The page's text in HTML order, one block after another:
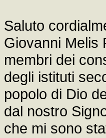
Saluto
Giovanni Melis
membri dei
degli istituti
popolo di Dio
dal nostro
che mi sono